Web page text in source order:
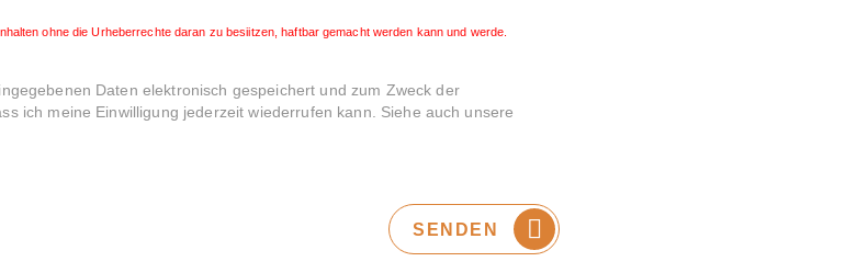
ohne die Urheberrechte daran zu besiitzen, haftbar gemacht werden kann und werde.
Daten elektronisch gespeichert und zum Zweck der
ich meine Einwilligung jederzeit wiederrufen kann. Siehe auch unsere
SENDEN